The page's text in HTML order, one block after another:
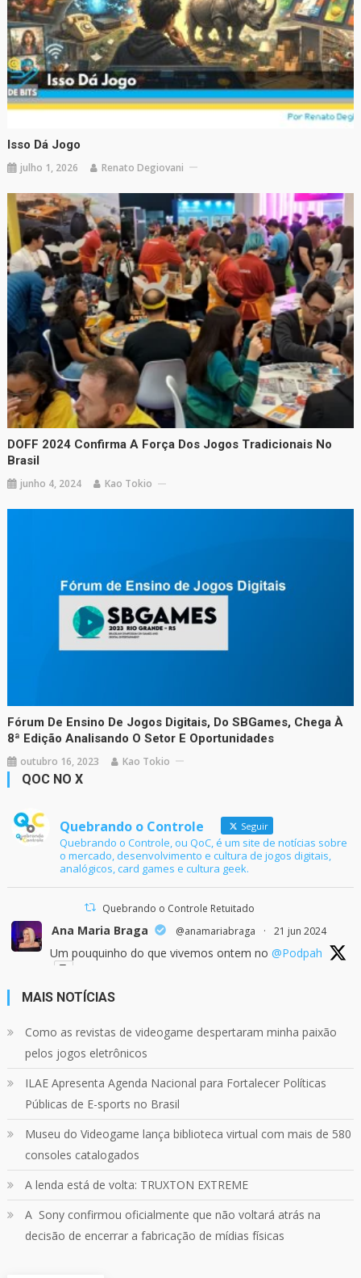
Isso Dá Jogo
julho 1, 2026 Renato Degiovani
DOFF 2024 Confirma A Força Dos Jogos Tradicionais No
Brasil
junho 4, 2024 Kao Tokio
Fórum De Ensino De Jogos Digitais, Do SBGames, Chega À
8ª Edição Analisando O Setor E Oportunidades
outubro 16, 2023 Kao Tokio
QOC NO X
Quebrando o Controle Seguir
Quebrando o Controle, ou QoC, é um site de notícias sobre
o mercado, desenvolvimento e cultura de jogos digitais,
analógicos, card games e cultura geek.
Quebrando o Controle Retuitado
Ana Maria Braga @anamariabraga · 21 jun 2024
Um pouquinho do que vivemos ontem no @Podpah
Quebrando o Controle
Confira em nosso site o mais recente REVIEW de
Skull & Bones.
Mais em:
https://buff.ly/3yPhDN2
Carregar mais
MAIS NOTÍCIAS
Como as revistas de videogame despertaram minha paixão
pelos jogos eletrônicos
ILAE Apresenta Agenda Nacional para Fortalecer Políticas
Públicas de E-sports no Brasil
Museu do Videogame lança biblioteca virtual com mais de 580
consoles catalogados
A lenda está de volta: TRUXTON EXTREME
A Sony confirmou oficialmente que não voltará atrás na
decisão de encerrar a fabricação de mídias físicas